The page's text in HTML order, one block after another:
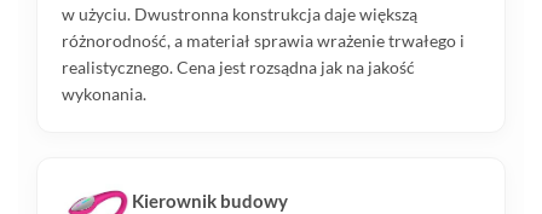
w użyciu. Dwustronna konstrukcja daje większą
różnorodność, a materiał sprawia wrażenie trwałego i
realistycznego. Cena jest rozsądna jak na jakość
wykonania.
Kierownik budowy